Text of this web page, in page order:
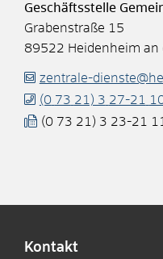
Geschäftsstelle
Grabenstraße 15
89522 Heidenheim an
zentrale-
(0 73 21) 3 27-21
(0 73 21) 3 23-21 11
Kontakt